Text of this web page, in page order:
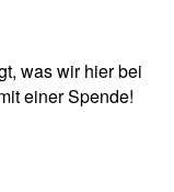
was wir hier bei
einer Spende!